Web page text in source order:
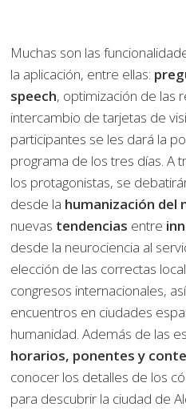
Muchas son las
la aplicación, entre ellas:
speech, optimización de las
intercambio de tarjetas de
participantes se les dará la
programa de los tres días. A
los protagonistas, se
desde la humanización del
nuevas tendencias entre
desde la neurociencia al
elección de las correctas
congresos internacionales,
encuentros en ciudades
humanidad. Además de las
horarios, ponentes y
conocer los detalles de los
para descubrir la ciudad de